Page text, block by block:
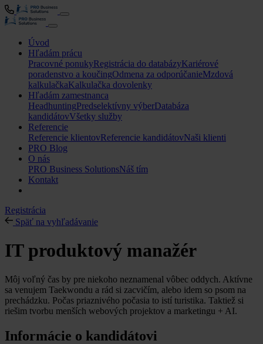
Úvod
Hľadám prácu
Pracovné ponukyRegistrácia do databázyKariérové
poradenstvo a koučingOdmena za odporúčanieMzdová
kalkulačkaKalkulačka dovolenky
Hľadám zamestnanca
HeadhuntingPredselektívny výberDatabáza
kandidátovVšetky služby
Referencie
Referencie klientovReferencie kandidátovNaši klienti
PRO Blog
O nás
PRO Business SolutionsNáš tím
Kontakt
Registrácia
Späť na vyhľadávanie
IT produktový manažér
Môj voľný čas by pre niekoho neznamenal vôbec oddych. Aktívne
sa venujem Taekwondu a rád si zacvičím, alebo idem so psom na
prechádzku. Počas priaznivého počasia to istí turistika. Taktiež si
riešim tvorbu menších webových projektov a marketingu + AI.
Informácie o kandidátovi